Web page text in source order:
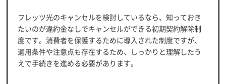
フレッツ光のキャンセルを検討しているなら、知っておき
たいのが違約金なしでキャンセルができる初期契約解除制
度です。消費者を保護するために導入された制度ですが、
適用条件や注意点も存在するため、しっかりと理解したう
えで手続きを進める必要があります。